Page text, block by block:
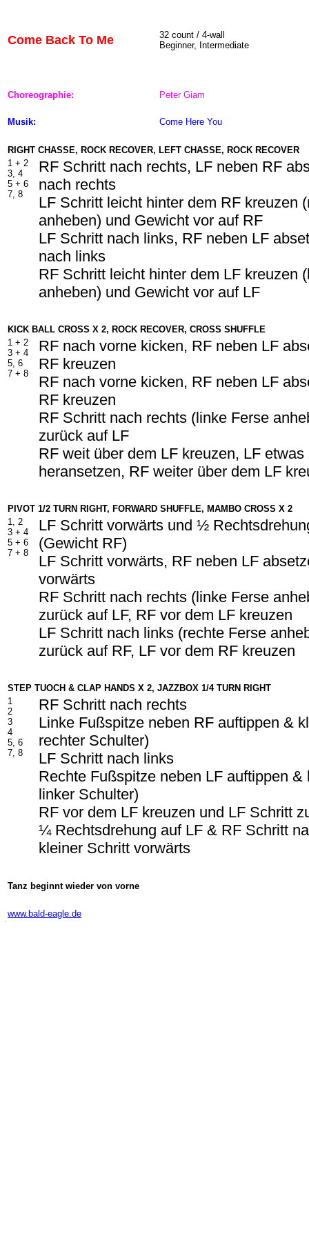
Come Back To Me
32 count / 4-wall
Beginner, Intermediate
Choreographie: Peter Giam
Musik: Come Here You
RIGHT CHASSE, ROCK RECOVER, LEFT CHASSE, ROCK RECOVER
1 + 2
3, 4
5 + 6
7, 8
RF Schritt nach rechts, LF neben RF
nach rechts
LF Schritt leicht hinter dem RF kreuzen
anheben) und Gewicht vor auf RF
LF Schritt nach links, RF neben LF
nach links
RF Schritt leicht hinter dem LF kreuzen
anheben) und Gewicht vor auf LF
KICK BALL CROSS X 2, ROCK RECOVER, CROSS SHUFFLE
1 + 2
3 + 4
5, 6
7 + 8
RF nach vorne kicken, RF neben LF
RF kreuzen
RF nach vorne kicken, RF neben LF
RF kreuzen
RF Schritt nach rechts (linke Ferse
zurück auf LF
RF weit über dem LF kreuzen, LF etwas
heransetzen, RF weiter über dem LF
PIVOT 1/2 TURN RIGHT, FORWARD SHUFFLE, MAMBO CROSS X 2
1, 2
3 + 4
5 + 6
7 + 8
LF Schritt vorwärts und ½
(Gewicht RF)
LF Schritt vorwärts, RF neben LF
vorwärts
RF Schritt nach rechts (linke Ferse
zurück auf LF, RF vor dem LF kreuzen
LF Schritt nach links (rechte Ferse
zurück auf RF, LF vor dem RF kreuzen
STEP TUOCH & CLAP HANDS X 2, JAZZBOX 1/4 TURN RIGHT
1
2
3
4
5, 6
7, 8
RF Schritt nach rechts
Linke Fußspitze neben RF auftippen &
rechter Schulter)
LF Schritt nach links
Rechte Fußspitze neben LF auftippen &
linker Schulter)
RF vor dem LF kreuzen und LF Schritt
¼ Rechtsdrehung auf LF & RF Schritt
kleiner Schritt vorwärts
Tanz beginnt wieder von vorne
www.bald-eagle.de